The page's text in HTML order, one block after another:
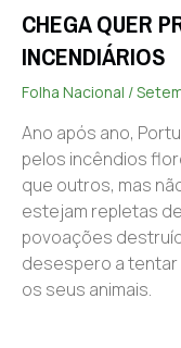
CHEGA QUER
INCENDIÁRIOS
Folha Nacional
Ano após ano,
pelos incêndios
que outros, mas
estejam repletas
povoações
desespero a tentar
os seus animais.